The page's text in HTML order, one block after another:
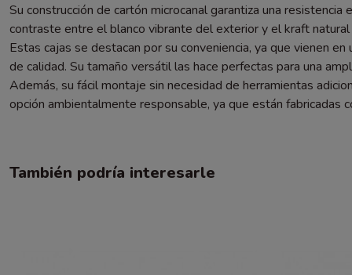
Su construcción de cartón microcanal garantiza una
contraste entre el blanco vibrante del exterior y el kraft
Estas cajas se destacan por su conveniencia, ya que vienen
de calidad. Su tamaño versátil las hace perfectas para una
Además, su fácil montaje sin necesidad de herramientas
opción ambientalmente responsable, ya que están fabricadas
También podría interesarle